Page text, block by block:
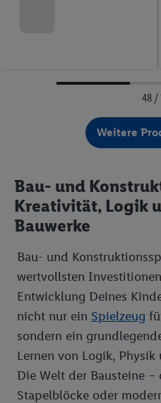
48 /
Weitere
Bau- und
Kreativität, Logik
Bauwerke
Bau- und
wertvollsten
Entwicklung Deines
nicht nur ein Spielzeug
sondern ein
Lernen von Logik,
Die Welt der Bausteine –
Stapelblöcke oder